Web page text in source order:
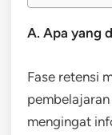
A. Apa yang
Fase retensi
mengingat